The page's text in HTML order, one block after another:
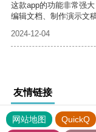
这款app的功能非常强
编辑文档、制作演示文
2024-12-04
友情链接
网站地图 QuickQ